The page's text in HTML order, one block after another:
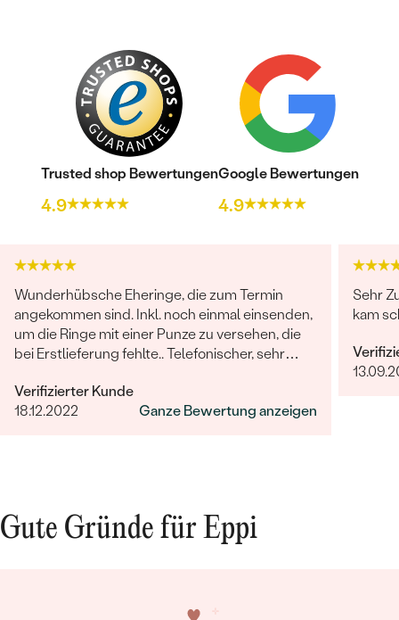
Trusted shop Bewertungen
4.9
Google Bewertungen
4.9
Wunderhübsche Eheringe, die zum Termin
angekommen sind. Inkl. noch einmal einsenden,
um die Ringe mit einer Punze zu versehen, die
bei Erstlieferung fehlte.. Telefonischer, sehr
hinsichtlich der kompletten Abwicklung. Die
Hochzeit rundum gelungen, das Brautpaar
Verifizierter Kunde
18.12.2022
Ganze Bewertung anzeigen
Sehr
kam
Gute Gründe für Eppi